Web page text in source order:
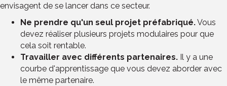
envisagent de se lancer dans ce secteur.
Ne prendre qu'un seul projet préfabriqué.Vous
devez réaliser plusieurs projets modulaires pour que
cela soit rentable.
Travailler avec différents partenaires. Il y a une
courbe d'apprentissage que vous devez aborder avec
le même partenaire.